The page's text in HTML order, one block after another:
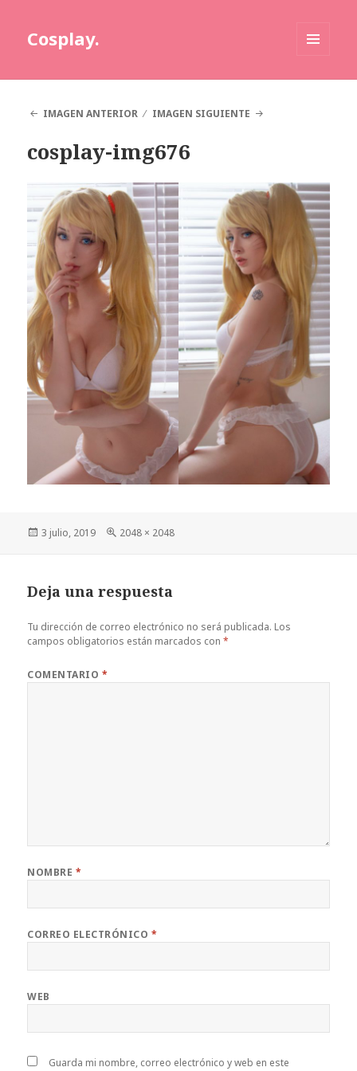
Cosplay.
IMAGEN ANTERIOR
IMAGEN SIGUIENTE
cosplay-img676
Publicado
3 julio, 2019
Tamaño
2048 × 2048
Deja una respuesta
Tu dirección de correo electrónico no será publicada. Los
campos obligatorios están marcados con*
COMENTARIO *
NOMBRE *
CORREO ELECTRÓNICO *
WEB
Guarda mi nombre, correo electrónico y web en este